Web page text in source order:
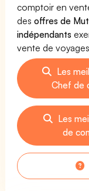
comptoir en
desoffres de
indépendants
vente de
Les
Chef de
Les
de